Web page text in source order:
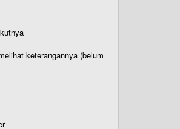
keterangannya (belum